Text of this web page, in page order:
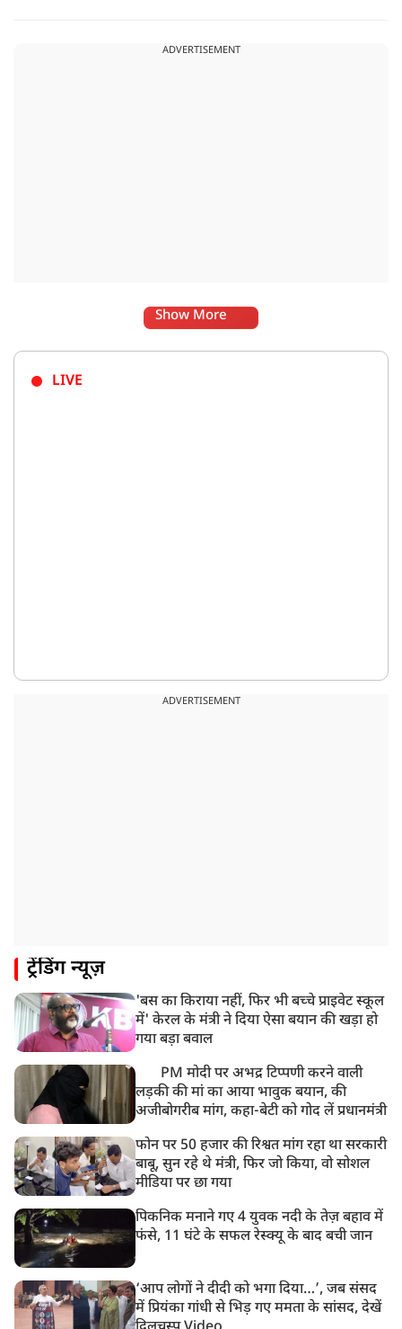
ADVERTISEMENT
Show More
LIVE
ADVERTISEMENT
ट्रेंडिंग न्यूज़
'बस का किराया नहीं, फिर भी बच्चे प्राइवेट स्कूल
में' केरल के मंत्री ने दिया ऐसा बयान की खड़ा हो
गया बड़ा बवाल
PM मोदी पर अभद्र टिप्पणी करने वाली
लड़की की मां का आया भावुक बयान, की
अजीबोगरीब मांग, कहा-बेटी को गोद लें प्रधानमंत्री
फोन पर 50 हजार की रिश्वत मांग रहा था सरकारी
बाबू, सुन रहे थे मंत्री, फिर जो किया, वो सोशल
मीडिया पर छा गया
पिकनिक मनाने गए 4 युवक नदी के तेज़ बहाव में
फंसे, 11 घंटे के सफल रेस्क्यू के बाद बची जान
‘आप लोगों ने दीदी को भगा दिया…’, जब संसद
में प्रियंका गांधी से भिड़ गए ममता के सांसद, देखें